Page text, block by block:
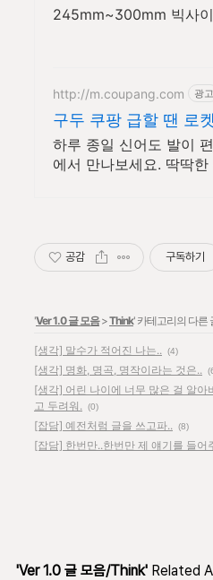
245mm~300mm 빅사
http://m.coupang.com 광고
구두 쿠팡 급할 땐 로
하루 종일 신어도 발이
에서 만나보세요. 딱딱
공감 구독하기
'Ver 1.0 글 모음>Think' 카테고리의 다른
[생각] 말수가 적어진 나는.. (4)
[생각] 명화, 명곡, 명작이라는 것은..
[생각] 어린 나이에 너무 많은 걸 알아
고 두려워. (0)
[잡담] 예전처럼 글을 쓰고파.. (8)
[잡담] 한번만..한번만 제 얘기를 들어
'Ver 1.0 글 모음/Think' Related